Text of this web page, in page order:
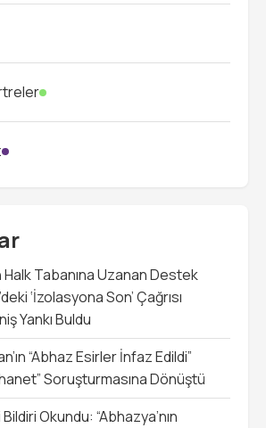
Tabanına Uzanan Destek
‘İzolasyona Son’ Çağrısı
Yankı Buldu
“Abhaz Esirler İnfaz Edildi”
Soruşturmasına Dönüştü
Okundu: “Abhazya’nın